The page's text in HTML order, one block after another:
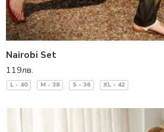
Nairobi Set
119лв.
L - 40 M - 38 S - 36 XL - 42